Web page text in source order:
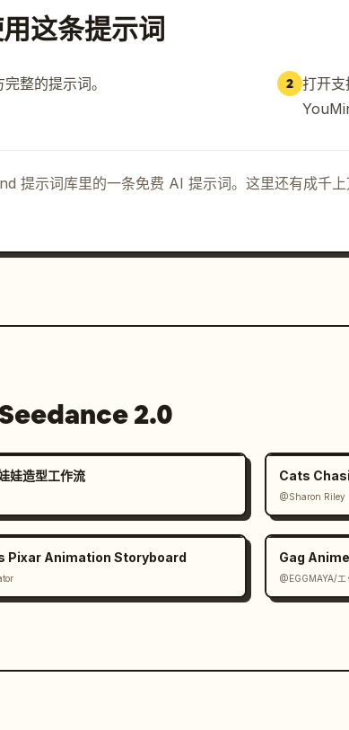
这条提示词
整的提示词。 2 打开
提示词库里的一条免费 AI 提示词。这里还有成千
2.0
娃造型工作流 Cats
@Sharon Riley
Pixar Animation Storyboard Gag
@EGGMAYA/エ